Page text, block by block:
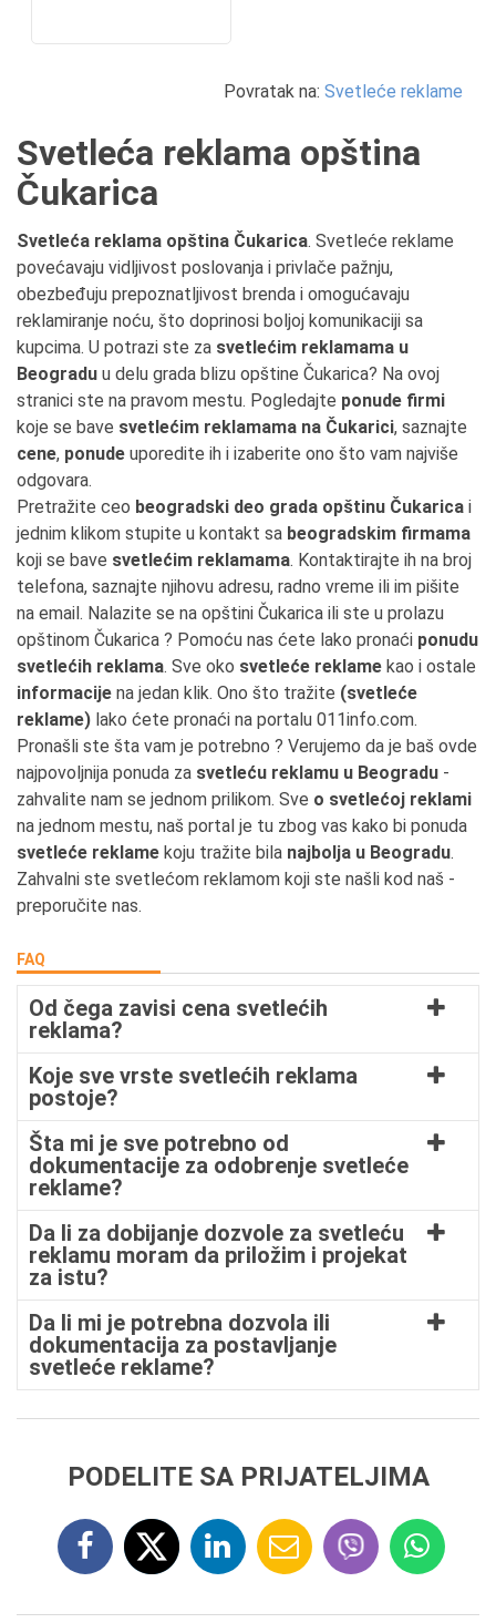
Povratak na: Svetleće reklame
Svetleća reklama opština
Čukarica
Svetleća reklama opština Čukarica. Svetleće reklame
povećavaju vidljivost poslovanja i privlače pažnju,
obezbeđuju prepoznatljivost brenda i omogućavaju
reklamiranje noću, što doprinosi boljoj komunikaciji sa
kupcima. U potrazi ste za svetlećim reklamama u
Beogradu u delu grada blizu opštine Čukarica? Na ovoj
stranici ste na pravom mestu. Pogledajte ponude firmi
koje se bave svetlećim reklamama na Čukarici, saznajte
cene, ponude uporedite ih i izaberite ono što vam najviše
odgovara.
Pretražite ceo beogradski deo grada opštinu Čukarica i
jednim klikom stupite u kontakt sa beogradskim firmama
koji se bave svetlećim reklamama. Kontaktirajte ih na broj
telefona, saznajte njihovu adresu, radno vreme ili im pišite
na email. Nalazite se na opštini Čukarica ili ste u prolazu
opštinom Čukarica ? Pomoću nas ćete lako pronaći ponudu
svetlećih reklama. Sve oko svetleće reklame kao i ostale
informacije na jedan klik. Ono što tražite (svetleće
reklame) lako ćete pronaći na portalu 011info.com.
Pronašli ste šta vam je potrebno ? Verujemo da je baš ovde
najpovoljnija ponuda za svetleću reklamu u Beogradu -
zahvalite nam se jednom prilikom. Sve o svetlećoj reklami
na jednom mestu, naš portal je tu zbog vas kako bi ponuda
svetleće reklame koju tražite bila najbolja u Beogradu.
Zahvalni ste svetlećom reklamom koji ste našli kod naš -
preporučite nas.
FAQ
Od čega zavisi cena svetlećih
reklama?
Koje sve vrste svetlećih reklama
postoje?
Šta mi je sve potrebno od
dokumentacije za odobrenje svetleće
reklame?
Da li za dobijanje dozvole za svetleću
reklamu moram da priložim i projekat
za istu?
Da li mi je potrebna dozvola ili
dokumentacija za postavljanje
svetleće reklame?
PODELITE SA PRIJATELJIMA